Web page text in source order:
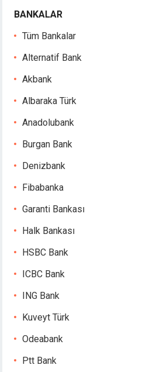
BANKALAR
Tüm Bankalar
Alternatif Bank
Akbank
Albaraka Türk
Anadolubank
Burgan Bank
Denizbank
Fibabanka
Garanti Bankası
Halk Bankası
HSBC Bank
ICBC Bank
ING Bank
Kuveyt Türk
Odeabank
Ptt Bank